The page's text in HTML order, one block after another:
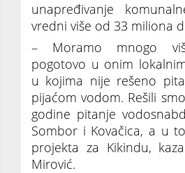
unapređivanje
vredni više od 33 miliona
– Moramo mnogo
pogotovo u onim
u kojima nije rešeno
pijaćom vodom. Rešili
godine pitanje
Sombor i Kovačica, a u
projekta za Kikindu,
Mirović.